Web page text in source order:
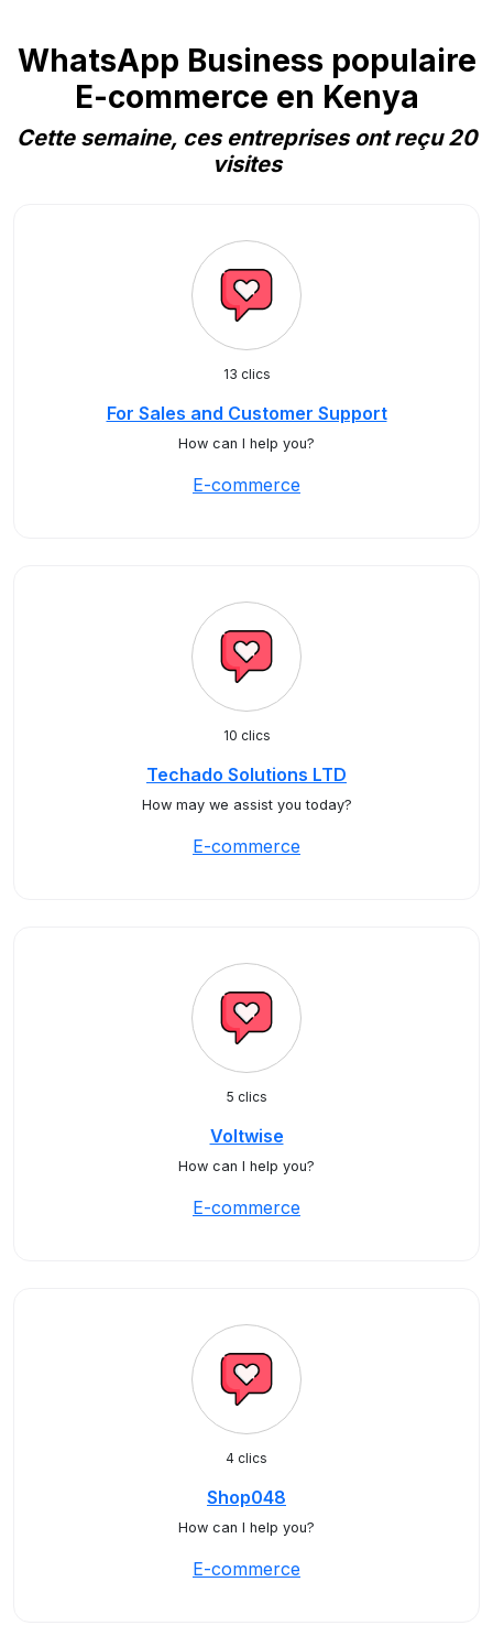
WhatsApp Business populaire
E-commerce en Kenya
Cette semaine, ces entreprises ont reçu 20
visites
13 clics
For Sales and Customer Support
How can I help you?
E-commerce
10 clics
Techado Solutions LTD
How may we assist you today?
E-commerce
5 clics
Voltwise
How can I help you?
E-commerce
4 clics
Shop048
How can I help you?
E-commerce